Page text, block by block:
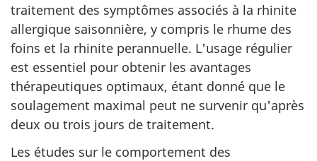
traitement des symptômes associés à la rhinite
allergique saisonnière, y compris le rhume des
foins et la rhinite perannuelle. L'usage régulier
est essentiel pour obtenir les avantages
thérapeutiques optimaux, étant donné que le
soulagement maximal peut ne survenir qu'après
deux ou trois jours de traitement.
Les études sur le comportement des